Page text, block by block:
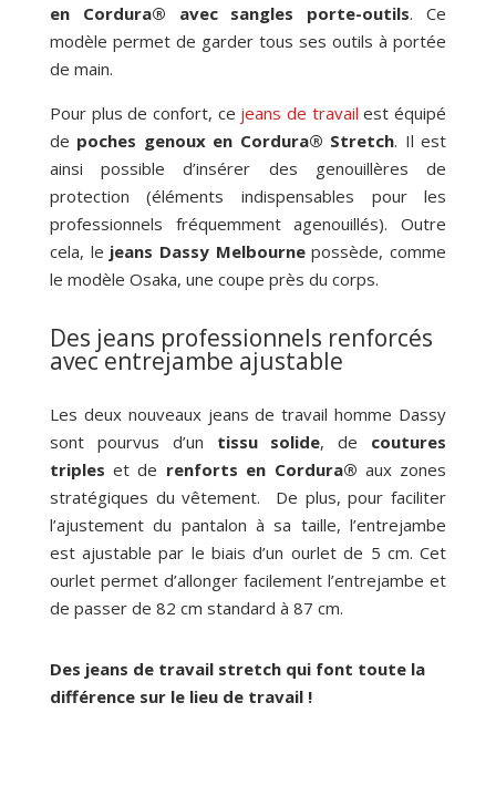
en Cordura® avec sangles porte-outils. Ce
modèle permet de garder tous ses outils à portée
de main.
Pour plus de confort, ce jeans de travail est équipé
de poches genoux en Cordura® Stretch. Il est
ainsi possible d’insérer des genouillères de
protection (éléments indispensables pour les
professionnels fréquemment agenouillés). Outre
cela, le jeans Dassy Melbournepossède, comme
le modèle Osaka, une coupe près du corps.
Des jeans professionnels renforcés
avec entrejambe ajustable
Les deux nouveaux jeans de travail homme Dassy
sont pourvus d’un tissu solide, de coutures
triples et de renforts en Cordura® aux zones
stratégiques du vêtement. De plus, pour faciliter
l’ajustement du pantalon à sa taille, l’entrejambe
est ajustable par le biais d’un ourlet de 5 cm. Cet
ourlet permet d’allonger facilement l’entrejambe et
de passer de 82 cm standard à 87 cm.
Des jeans de travail stretch qui font toute la
différence sur le lieu de travail !